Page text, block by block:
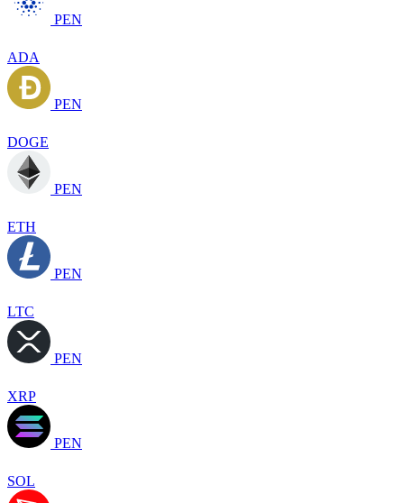
PEN
ADA
PEN
DOGE
PEN
ETH
PEN
LTC
PEN
XRP
PEN
SOL